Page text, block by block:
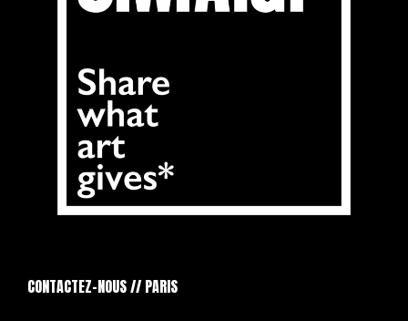
CONTACTEZ-NOUS // PARIS